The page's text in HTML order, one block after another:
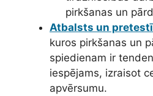
pirkšanas un
Atbalsts un
kuros pirkšanas un
spiedienam ir
iespējams, izraisot
apvērsumu.